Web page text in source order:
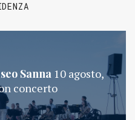
Sanna 10 agosto,
concerto